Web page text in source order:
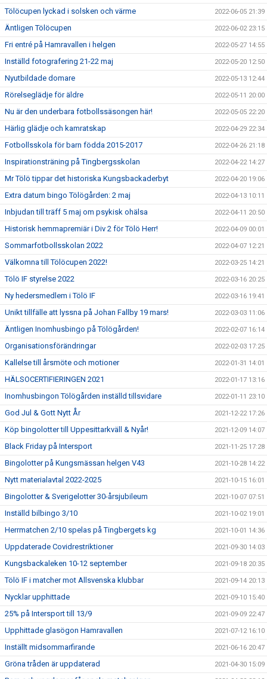
Tölöcupen lyckad i solsken och värme 2022-06-05 21:39
Äntligen Tölöcupen 2022-06-02 23:15
Fri entré på Hamravallen i helgen 2022-05-27 14:55
Inställd fotografering 21-22 maj 2022-05-20 12:50
Nyutbildade domare 2022-05-13 12:44
Rörelseglädje för äldre 2022-05-11 20:00
Nu är den underbara fotbollssäsongen här! 2022-05-05 22:20
Härlig glädje och kamratskap 2022-04-29 22:34
Fotbollsskola för barn födda 2015-2017 2022-04-26 21:18
Inspirationsträning på Tingbergsskolan 2022-04-22 14:27
Mr Tölö tippar det historiska Kungsbackaderbyt 2022-04-20 19:06
Extra datum bingo Tölögården: 2 maj 2022-04-13 10:11
Inbjudan till träff 5 maj om psykisk ohälsa 2022-04-11 20:50
Historisk hemmapremiär i Div 2 för Tölö Herr! 2022-04-09 00:01
Sommarfotbollsskolan 2022 2022-04-07 12:21
Välkomna till Tölöcupen 2022! 2022-03-25 14:21
Tölö IF styrelse 2022 2022-03-16 20:25
Ny hedersmedlem i Tölö IF 2022-03-16 19:41
Unikt tillfälle att lyssna på Johan Fallby 19 mars! 2022-03-03 11:06
Äntligen Inomhusbingo på Tölögården! 2022-02-07 16:14
Organisationsförändringar 2022-02-03 17:25
Kallelse till årsmöte och motioner 2022-01-31 14:01
HÄLSOCERTIFIERINGEN 2021 2022-01-17 13:16
Inomhusbingon Tölögården inställd tillsvidare 2022-01-11 23:10
God Jul & Gott Nytt År 2021-12-22 17:26
Köp bingolotter till Uppesittarkväll & Nyår! 2021-12-09 14:07
Black Friday på Intersport 2021-11-25 17:28
Bingolotter på Kungsmässan helgen V43 2021-10-28 14:22
Nytt materialavtal 2022-2025 2021-10-15 16:01
Bingolotter & Sverigelotter 30-årsjubileum 2021-10-07 07:51
Inställd bilbingo 3/10 2021-10-02 19:01
Herrmatchen 2/10 spelas på Tingbergets kg 2021-10-01 14:36
Uppdaterade Covidrestriktioner 2021-09-30 14:03
Kungsbackaleken 10-12 september 2021-09-18 20:35
Tölö IF i matcher mot Allsvenska klubbar 2021-09-14 20:13
Nycklar upphittade 2021-09-10 15:40
25% på Intersport till 13/9 2021-09-09 22:47
Upphittade glasögon Hamravallen 2021-07-12 16:10
Inställt midsommarfirande 2021-06-16 20:47
Gröna tråden är uppdaterad 2021-04-30 15:09